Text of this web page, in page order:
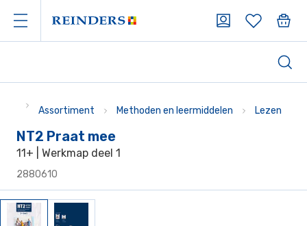
Assortiment Methoden en leermiddelen Lezen
NT2 Praat mee
11+ | Werkmap deel 1
2880610